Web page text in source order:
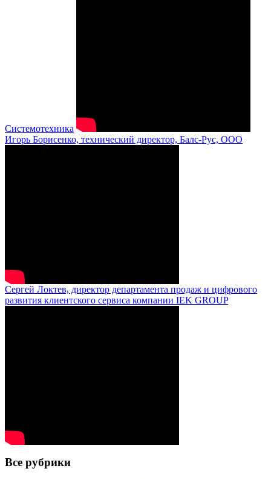
Системотехника
Игорь Борисенко, технический директор, Балс-Рус, ООО
Сергей Локтев, директор департамента продаж и цифрового
развития клиентского сервиса компании IEK GROUP
Все рубрики